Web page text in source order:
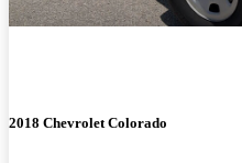
2018 Chevrolet Colorado